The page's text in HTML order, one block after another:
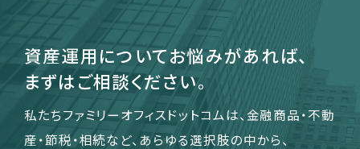
資産運用についてお悩みがあれば、
まずはご相談ください。
私たちファミリーオフィスドットコムは、金融商品・不動
産・節税・相続など、あらゆる選択肢の中から、